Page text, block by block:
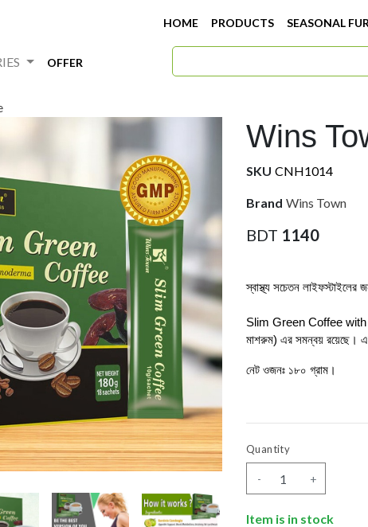
HOME PRODUCTS SEASONAL
OFFER
Wins
SKU CNH1014
Brand Wins Town
BDT 1140
স্বাস্থ্য সচেতন
Slim Green Coffee with
মাশরুম) এর সমন্বয় রয়েছে।
নেট ওজনঃ ১৮০ গ্রাম।
Quantity
- +
Item is in stock